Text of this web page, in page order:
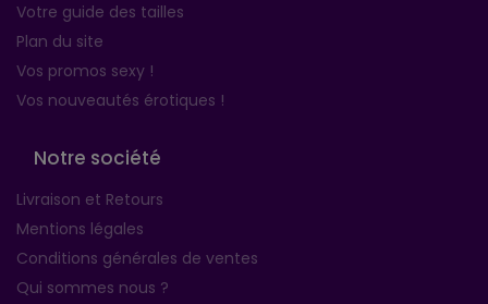
Votre guide des tailles
Plan du site
Vos promos sexy !
Vos nouveautés érotiques !
Notre société
Livraison et Retours
Mentions légales
Conditions générales de ventes
Qui sommes nous ?